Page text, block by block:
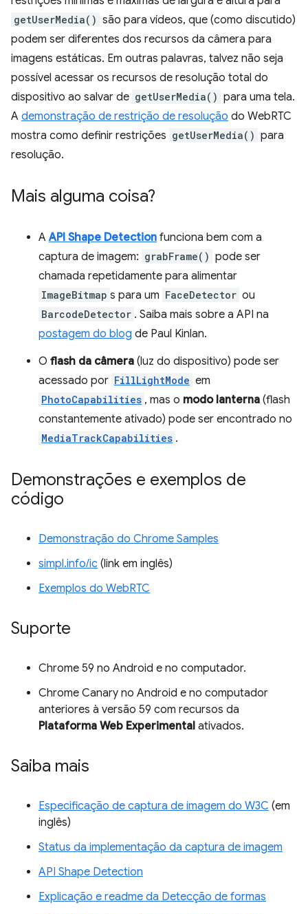
getUserMedia() são para vídeos, que (como discutido)
podem ser diferentes dos recursos da câmera para
imagens estáticas. Em outras palavras, talvez não seja
possível acessar os recursos de resolução total do
dispositivo ao salvar de getUserMedia() para uma tela.
A demonstração de restrição de resolução do WebRTC
mostra como definir restrições getUserMedia() para
resolução.
Mais alguma coisa?
AAPI Shape Detection funciona bem com a
captura de imagem: grabFrame() pode ser
chamada repetidamente para alimentar
ImageBitmap s para um FaceDetector ou
BarcodeDetector . Saiba mais sobre a API na
postagem do blog de Paul Kinlan.
O flash da câmera (luz do dispositivo) pode ser
acessado por FillLightMode em
PhotoCapabilities , mas o modo lanterna (flash
constantemente ativado) pode ser encontrado no
MediaTrackCapabilities .
Demonstrações e exemplos de
código
Demonstração do Chrome Samples
simpl.info/ic (link em inglês)
Exemplos do WebRTC
Suporte
Chrome 59 no Android e no computador.
Chrome Canary no Android e no computador
anteriores à versão 59 com recursos da
Plataforma Web Experimental ativados.
Saiba mais
Especificação de captura de imagem do W3C (em
inglês)
Status da implementação da captura de imagem
API Shape Detection
Explicação e readme da Detecção de formas